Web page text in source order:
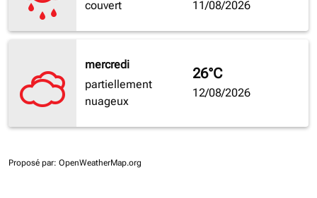
couvert
11/08/2026
mercredi
partiellement
nuageux
26°C
12/08/2026
Proposé par: OpenWeatherMap.org